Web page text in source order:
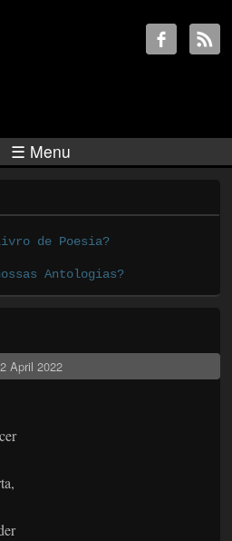
☰ Menu
de Poesia?
Antologias?
April 2022